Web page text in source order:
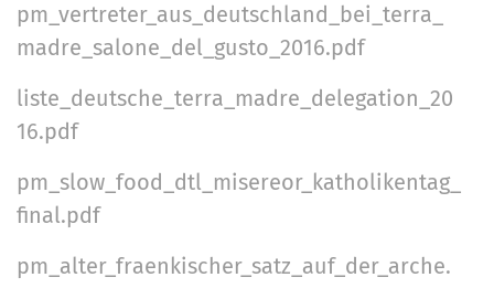
pm_vertreter_aus_deutschland_bei_terra_
madre_salone_del_gusto_2016.pdf
liste_deutsche_terra_madre_delegation_20
16.pdf
pm_slow_food_dtl_misereor_katholikentag_
final.pdf
pm_alter_fraenkischer_satz_auf_der_arche.